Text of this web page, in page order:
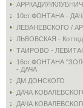
АРРКАДИЯ/
10ст.ФОНТАНА -
ЛЕВАНЕВСКОГО /
ЛЬВОВСКАЯ -
ТАИРОВО -
16ст.ФОНТАНА
- ДАЧА
ДМ.ДОНСКОГО
ДАЧА
ДАЧА